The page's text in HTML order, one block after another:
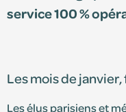
service 100 %
Les mois de
Les élus parisiens et